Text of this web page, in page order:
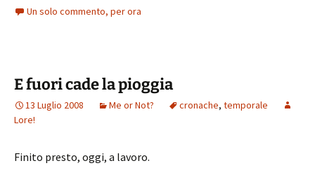
Un solo commento, per ora
E fuori cade la pioggia
13 Luglio 2008 Me or Not? cronache, temporale
Lore!
Finito presto, oggi, a lavoro.